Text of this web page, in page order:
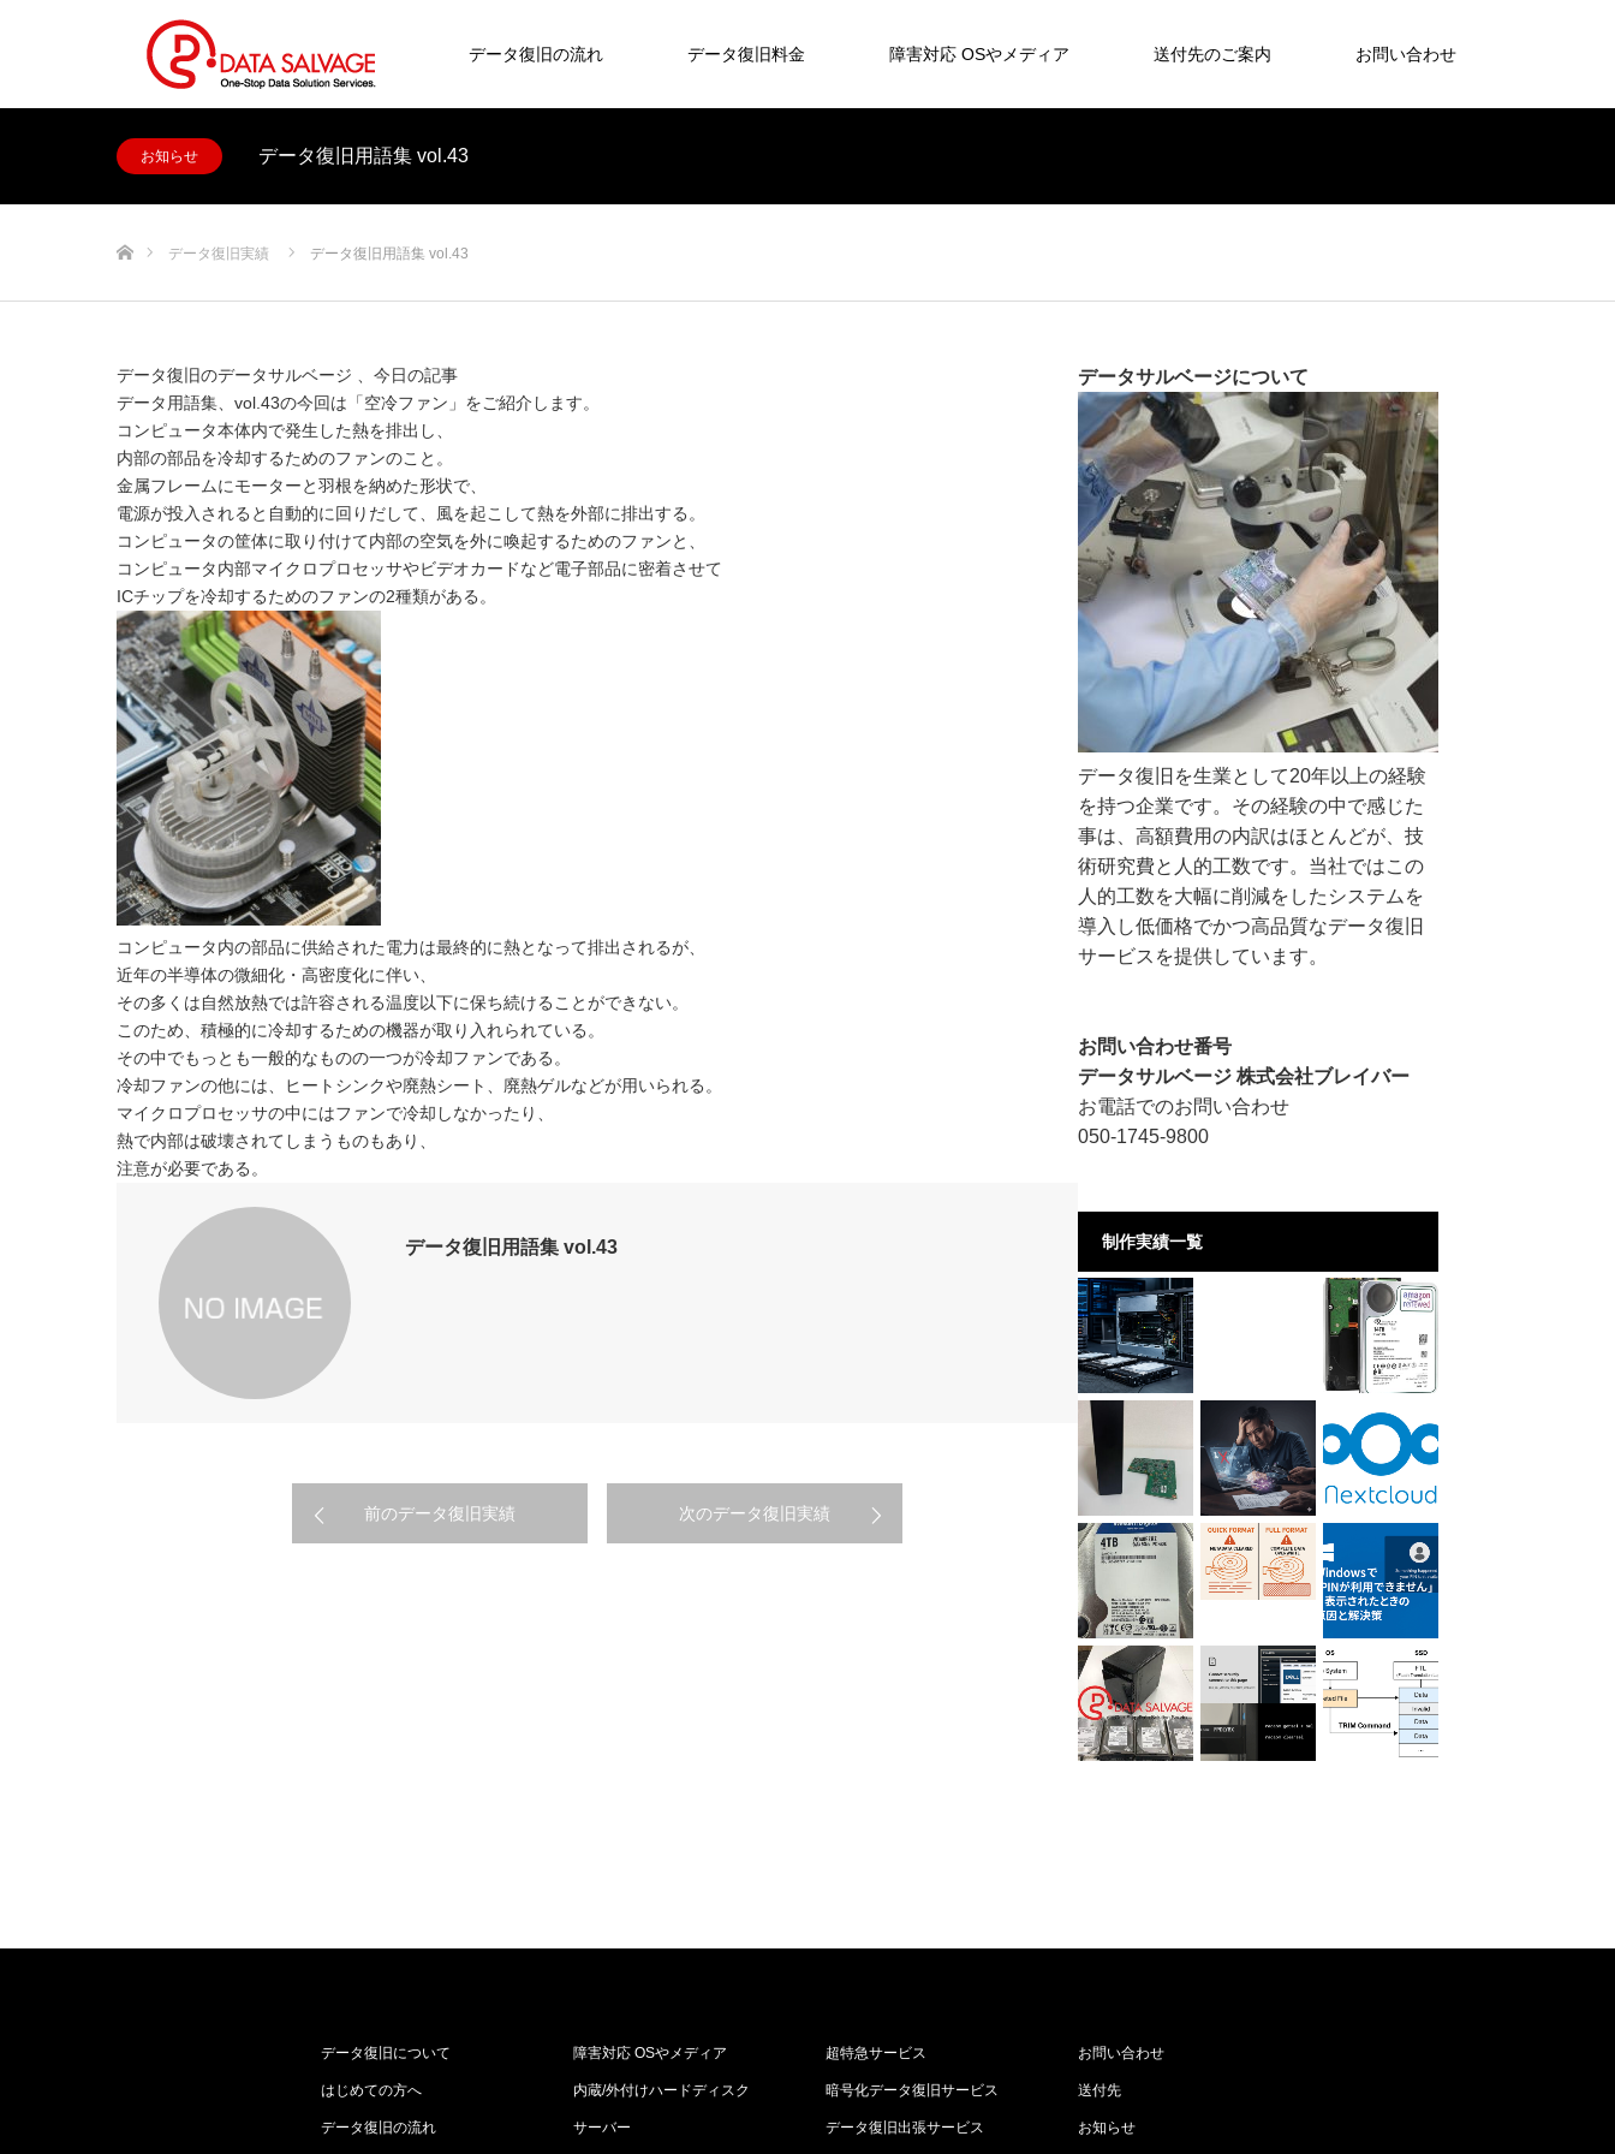
データ復旧の流れ データ復旧料金 障害対応 OSやメディア 送付先のご案内 お問い合わせ
お知らせ データ復旧用語集 vol.43
データ復旧実績 データ復旧用語集 vol.43
データ復旧のデータサルベージ 、今日の記事
データ用語集、vol.43の今回は「空冷ファン」をご紹介します。
コンピュータ本体内で発生した熱を排出し、
内部の部品を冷却するためのファンのこと。
金属フレームにモーターと羽根を納めた形状で、
電源が投入されると自動的に回りだして、風を起こして熱を外部に排出する。
コンピュータの筐体に取り付けて内部の空気を外に喚起するためのファンと、
コンピュータ内部マイクロプロセッサやビデオカードなど電子部品に密着させて
ICチップを冷却するためのファンの2種類がある。
コンピュータ内の部品に供給された電力は最終的に熱となって排出されるが、
近年の半導体の微細化・高密度化に伴い、
その多くは自然放熱では許容される温度以下に保ち続けることができない。
このため、積極的に冷却するための機器が取り入れられている。
その中でもっとも一般的なものの一つが冷却ファンである。
冷却ファンの他には、ヒートシンクや廃熱シート、廃熱ゲルなどが用いられる。
マイクロプロセッサの中にはファンで冷却しなかったり、
熱で内部は破壊されてしまうものもあり、
注意が必要である。
データ復旧用語集 vol.43
前のデータ復旧実績 次のデータ復旧実績
データサルベージについて
データ復旧を生業として20年以上の経験
を持つ企業です。その経験の中で感じた
事は、高額費用の内訳はほとんどが、技
術研究費と人的工数です。当社ではこの
人的工数を大幅に削減をしたシステムを
導入し低価格でかつ高品質なデータ復旧
サービスを提供しています。
お問い合わせ番号
データサルベージ 株式会社ブレイバー
お電話でのお問い合わせ
050-1745-9800
制作実績一覧
データ復旧について
はじめての方へ
データ復旧の流れ
障害対応 OSやメディア
内蔵/外付けハードディスク
サーバー
超特急サービス
暗号化データ復旧サービス
データ復旧出張サービス
お問い合わせ
送付先
お知らせ